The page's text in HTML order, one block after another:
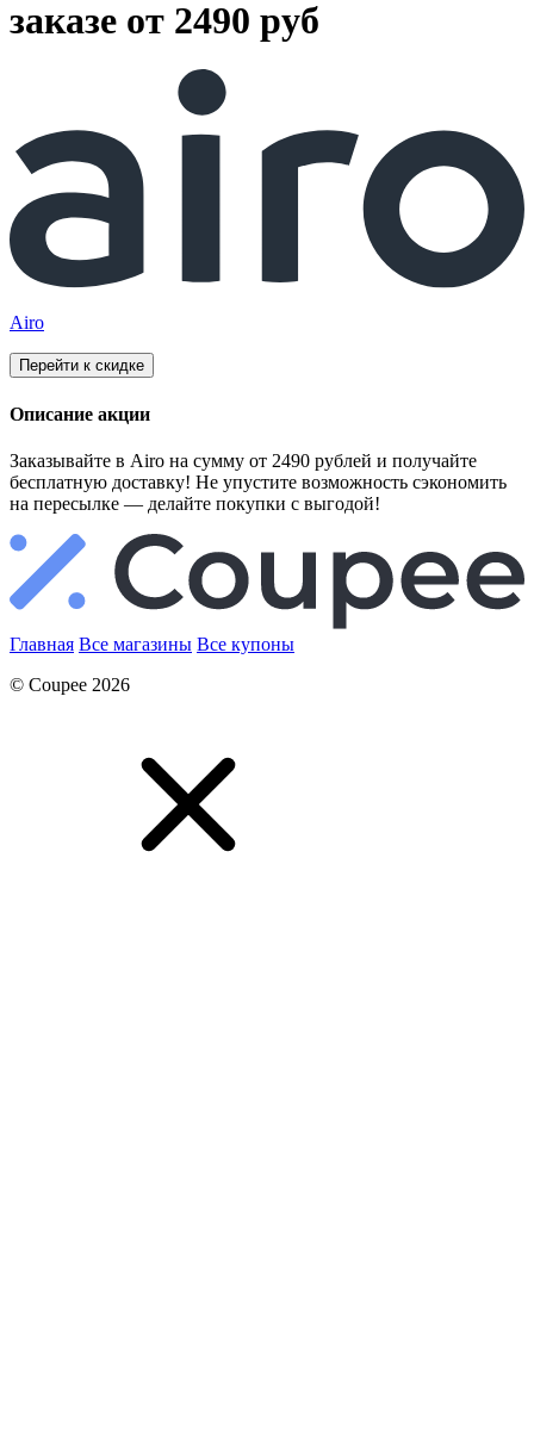
заказе от 2490 руб
Airo
Перейти к скидке
Описание акции
Заказывайте в Airo на сумму от 2490 рублей и получайте
бесплатную доставку! Не упустите возможность сэкономить
на пересылке — делайте покупки с выгодой!
Главная Все магазины Все купоны
© Coupee 2026